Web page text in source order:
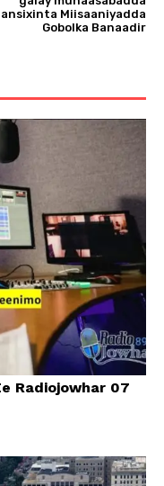
ansixinta Miisaaniyadda
Gobolka Banaadir
Radiojowhar 07